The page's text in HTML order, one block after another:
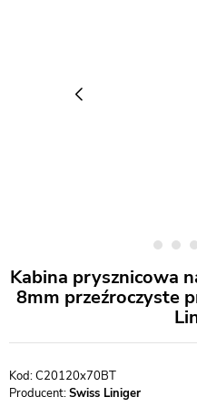
Kabina prysznicowa
8mm przeźroczyste
C20120x70BT
Producent:Swiss Liniger